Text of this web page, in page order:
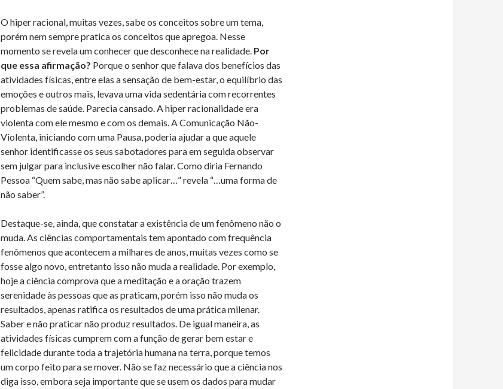
O hiper racional, muitas vezes, sabe os conceitos sobre um tema,
porém nem sempre pratica os conceitos que apregoa. Nesse
momento se revela um conhecer que desconhece na realidade. Por
que essa afirmação? Porque o senhor que falava dos benefícios das
atividades físicas, entre elas a sensação de bem-estar, o equilíbrio das
emoções e outros mais, levava uma vida sedentária com recorrentes
problemas de saúde. Parecia cansado. A hiper racionalidade era
violenta com ele mesmo e com os demais. A Comunicação Não-
Violenta, iniciando com uma Pausa, poderia ajudar a que aquele
senhor identificasse os seus sabotadores para em seguida observar
sem julgar para inclusive escolher não falar. Como diria Fernando
Pessoa “Quem sabe, mas não sabe aplicar…” revela “…uma forma de
não saber”.
Destaque-se, ainda, que constatar a existência de um fenômeno não o
muda. As ciências comportamentais tem apontado com frequência
fenômenos que acontecem a milhares de anos, muitas vezes como se
fosse algo novo, entretanto isso não muda a realidade. Por exemplo,
hoje a ciência comprova que a meditação e a oração trazem
serenidade às pessoas que as praticam, porém isso não muda os
resultados, apenas ratifica os resultados de uma prática milenar.
Saber e não praticar não produz resultados. De igual maneira, as
atividades físicas cumprem com a função de gerar bem estar e
felicidade durante toda a trajetória humana na terra, porque temos
um corpo feito para se mover. Não se faz necessário que a ciência nos
diga isso, embora seja importante que se usem os dados para mudar